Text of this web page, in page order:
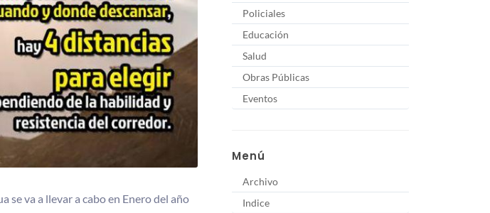
se va a llevar a cabo en Enero del año
Policiales
Educación
Salud
Obras Públicas
Eventos
Menú
Archivo
Indice